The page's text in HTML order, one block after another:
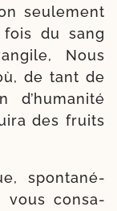
seule­ment
fois du sang
Nous
de tant de
d’humanité
des fruits
spon­ta­né­
vous consa­